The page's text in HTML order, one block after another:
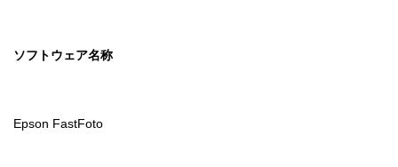
ソフトウェア名称
Epson FastFoto